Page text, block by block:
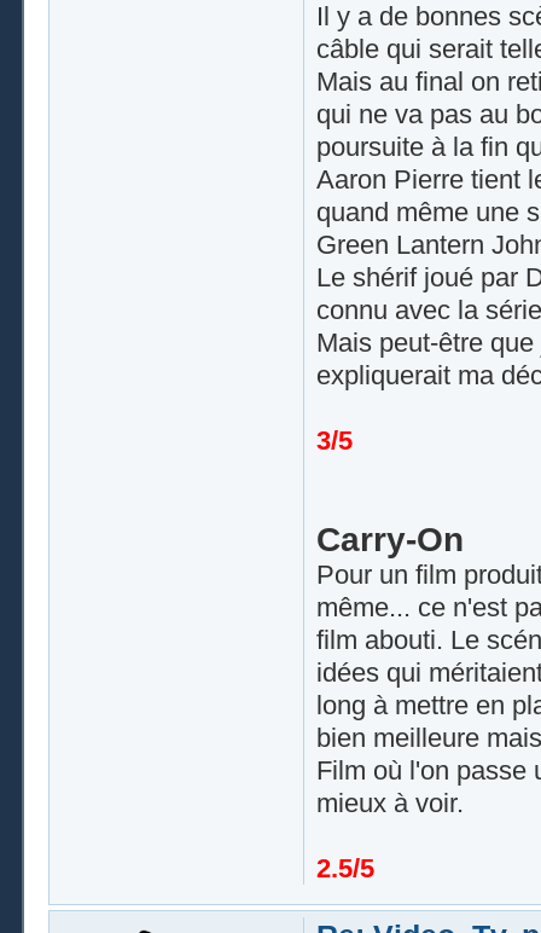
Il y a de bonnes
câble qui serait
Mais au final on
qui ne va pas au
poursuite à la fin
Aaron Pierre tient
quand même une
Green Lantern
Le shérif joué par
connu avec la
Mais peut-être
expliquerait ma
3/5
Carry-On
Pour un film
même... ce n'est
film abouti. Le
idées qui
long à mettre en
bien meilleure
Film où l'on passe
mieux à voir.
2.5/5